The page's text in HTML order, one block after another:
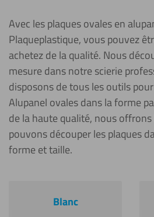
Avec les plaques ovales en
Plaqueplastique, vous pouvez
achetez de la qualité. Nous
mesure dans notre scierie
disposons de tous les outils
Alupanel ovales dans la forme
de la haute qualité, nous
pouvons découper les plaques
forme et taille.
Blanc